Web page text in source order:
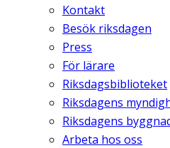
Kontakt
Besök riksdagen
Press
För lärare
Riksdagsbiblioteket
Riksdagens
Riksdagens
Arbeta hos oss